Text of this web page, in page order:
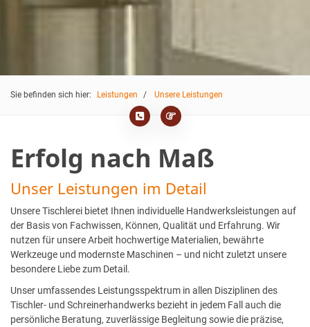
Sie befinden sich hier: Leistungen Unsere Leistungen
Erfolg nach Maß
Unser Leistungen im Detail
Unsere Tischlerei bietet Ihnen individuelle Handwerksleistungen auf
der Basis von Fachwissen, Können, Qualität und Erfahrung. Wir
nutzen für unsere Arbeit hochwertige Materialien, bewährte
Werkzeuge und modernste Maschinen – und nicht zuletzt unsere
besondere Liebe zum Detail.
Unser umfassendes Leistungsspektrum in allen Disziplinen des
Tischler- und Schreinerhandwerks bezieht in jedem Fall auch die
persönliche Beratung, zuverlässige Begleitung sowie die präzise,